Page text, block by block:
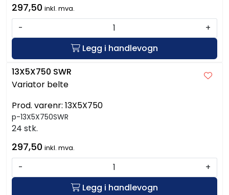
297,50 inkl. mva.
-
+
Legg i handlevogn
13X5X750 SWR
Variator belte
Prod. varenr: 13X5X750
p-13X5X750SWR
24 stk.
297,50 inkl. mva.
-
+
Legg i handlevogn